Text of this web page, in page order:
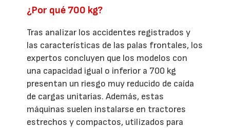
¿Por qué 700 kg?
Tras analizar los accidentes registrados y
las características de las palas frontales, los
expertos concluyen que los modelos con
una capacidad igual o inferior a 700 kg
presentan un riesgo muy reducido de caída
de cargas unitarias. Además, estas
máquinas suelen instalarse en tractores
estrechos y compactos, utilizados para